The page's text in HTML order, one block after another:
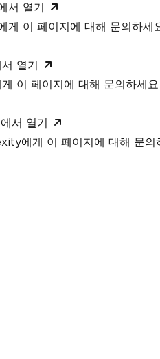
서 열기
게 이 페이지에 대해 문의하세
열기
이 페이지에 대해 문의하세요
서 열기
에게 이 페이지에 대해 문의